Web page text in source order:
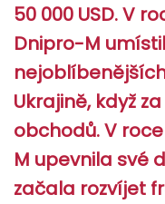
50 000 USD. V
Dnipro-M
Ukrajině, když
obchodů. V
M upevnila své
začala rozvíjet